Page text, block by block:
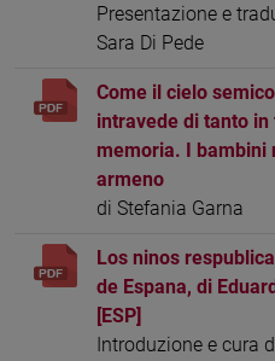
Presentazione e
Sara Di Pede
Come il cielo
intravede di tanto
memoria. I bambini
armeno
di Stefania Garna
Los ninos
de Espana, di
[ESP]
Introduzione e cura